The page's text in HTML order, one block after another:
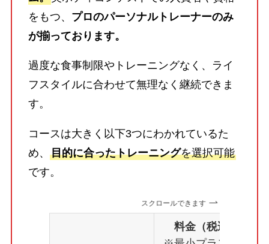
をもつ、 プロのパーソナルトレーナーのみ
が揃っております。
過度な食事制限やトレーニングなく、ライ
フスタイルに合わせて無理なく継続できま
す。
コースは大きく以下3つにわかれているた
め、 目的に合ったトレーニングを選択可能
です。
スクロールできます
料金（税込）